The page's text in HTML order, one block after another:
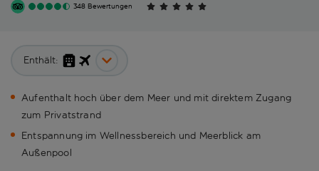
348 Bewertungen
Enthält:
Aufenthalt hoch über dem Meer und mit direktem Zugang
zum Privatstrand
Entspannung im Wellnessbereich und Meerblick am
Außenpool